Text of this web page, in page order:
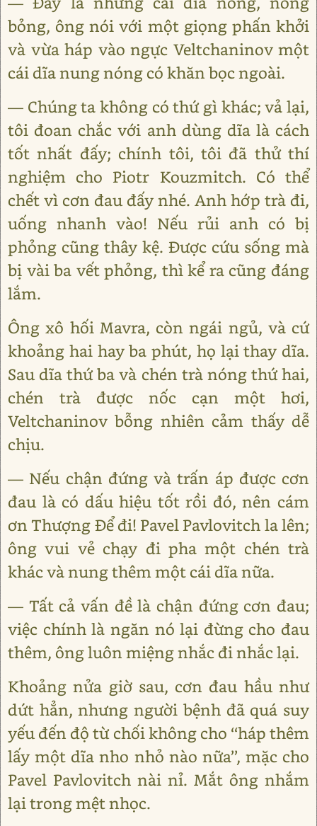
bỏng, ông nói với một giọng phấn khởi
và vừa háp vào ngực Veltchaninov một
cái dĩa nung nóng có khăn bọc ngoài.
— Chúng ta không có thứ gì khác; vả lại,
tôi đoan chắc với anh dùng dĩa là cách
tốt nhất đấy; chính tôi, tôi đã thử thí
nghiệm cho Piotr Kouzmitch. Có thể
chết vì cơn đau đấy nhé. Anh hớp trà đi,
uống nhanh vào! Nếu rủi anh có bị
phỏng cũng thây kệ. Được cứu sống mà
bị vài ba vết phỏng, thì kể ra cũng đáng
lắm.
Ông xô hối Mavra, còn ngái ngủ, và cứ
khoảng hai hay ba phút, họ lại thay dĩa.
Sau dĩa thứ ba và chén trà nóng thứ hai,
chén trà được nốc cạn một hơi,
Veltchaninov bỗng nhiên cảm thấy dễ
chịu.
— Nếu chận đứng và trấn áp được cơn
đau là có dấu hiệu tốt rồi đó, nên cám
ơn Thượng Để đi! Pavel Pavlovitch la lên;
ông vui vẻ chạy đi pha một chén trà
khác và nung thêm một cái dĩa nữa.
— Tất cả vấn đề là chận đứng cơn đau;
việc chính là ngăn nó lại đừng cho đau
thêm, ông luôn miệng nhắc đi nhắc lại.
Khoảng nửa giờ sau, cơn đau hầu như
dứt hẳn, nhưng người bệnh đã quá suy
yếu đến độ từ chối không cho ‘‘háp thêm
lấy một dĩa nho nhỏ nào nữa’’, mặc cho
Pavel Pavlovitch nài nỉ. Mắt ông nhắm
lại trong mệt nhọc.